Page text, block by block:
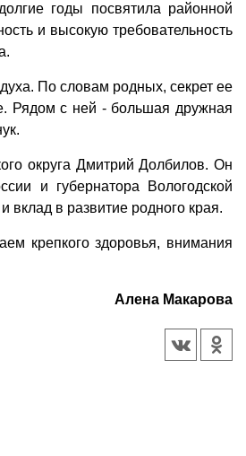
годы посвятила районной
и высокую требовательность
По словам родных, секрет ее
Рядом с ней - большая дружная
округа Дмитрий Долбилов. Он
и губернатора Вологодской
вклад в развитие родного края.
крепкого здоровья, внимания
Алена Макарова